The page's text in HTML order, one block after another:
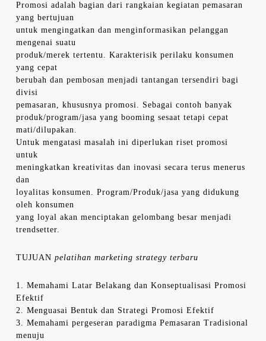
Promosi adalah bagian dari rangkaian kegiatan pemasaran
yang bertujuan
untuk mengingatkan dan menginformasikan pelanggan
mengenai suatu
produk/merek tertentu. Karakterisik perilaku konsumen
yang cepat
berubah dan pembosan menjadi tantangan tersendiri bagi
divisi
pemasaran, khususnya promosi. Sebagai contoh banyak
produk/program/jasa yang booming sesaat tetapi cepat
mati/dilupakan.
Untuk mengatasi masalah ini diperlukan riset promosi
untuk
meningkatkan kreativitas dan inovasi secara terus menerus
dan
loyalitas konsumen. Program/Produk/jasa yang didukung
oleh konsumen
yang loyal akan menciptakan gelombang besar menjadi
trendsetter.
TUJUAN pelatihan marketing strategy terbaru
1. Memahami Latar Belakang dan Konseptualisasi Promosi
Efektif
2. Menguasai Bentuk dan Strategi Promosi Efektif
3. Memahami pergeseran paradigma Pemasaran Tradisional
menuju